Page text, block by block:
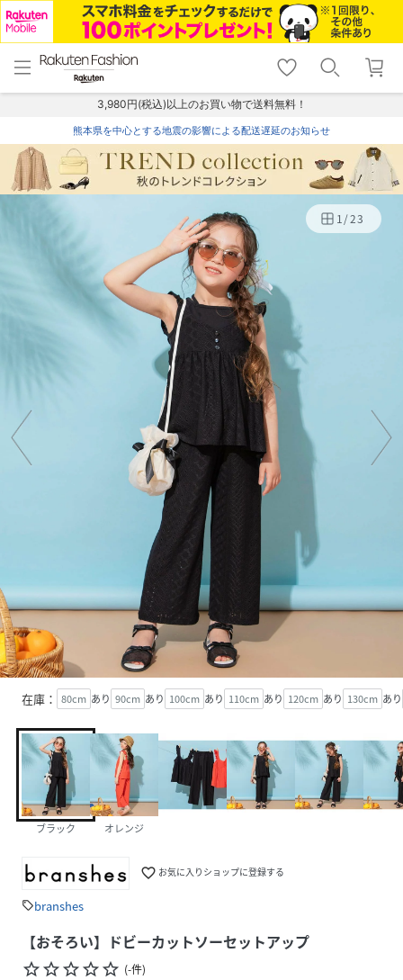
menu home
トップ
shopping_cart lock_outline
ログイン
3,980円(税込)以上のお買い物で送料無料！
熊本県を中心とする地震の影響による配送遅延のお知らせ
1/23
在庫： 80cm あり 90cm あり 100cm あり 110cm あり 120cm あり 130cm あり
ブラック オレンジ
favorite_border お気に入りショップに登録する
sellbranshes
【おそろい】ドビーカットソーセットアップ
star_borderstar_borderstar_borderstar_borderstar_border (-件)